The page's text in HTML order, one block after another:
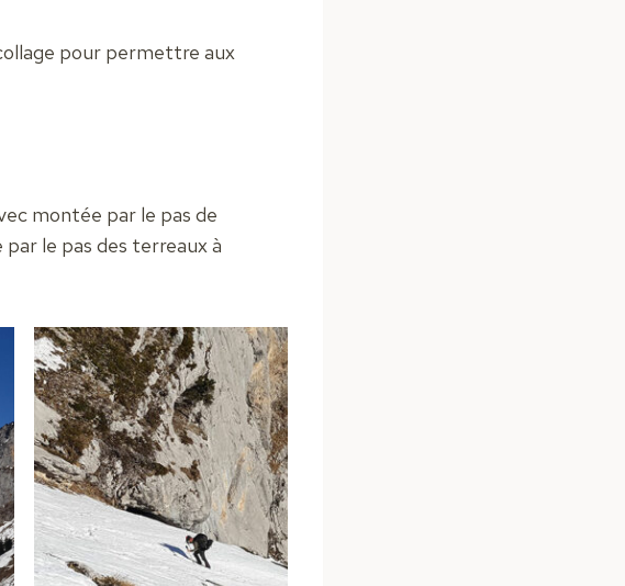
pour permettre aux
montée par le pas de
le pas des terreaux à